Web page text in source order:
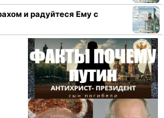
и радуйтеся Ему с